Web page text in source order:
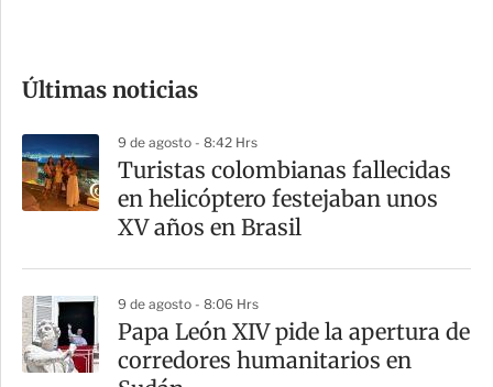
m
a
r
t
Últimas noticias
9 de agosto - 8:42 Hrs
Turistas colombianas fallecidas
en helicóptero festejaban unos
XV años en Brasil
9 de agosto - 8:06 Hrs
Papa León XIV pide la apertura de
corredores humanitarios en